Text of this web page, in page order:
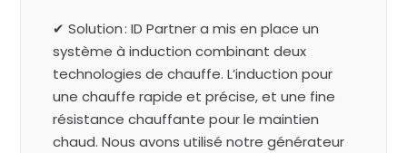
✔ Solution : ID Partner a mis en place un
système à induction combinant deux
technologies de chauffe. L’induction pour
une chauffe rapide et précise, et une fine
résistance chauffante pour le maintien
chaud. Nous avons utilisé notre générateur